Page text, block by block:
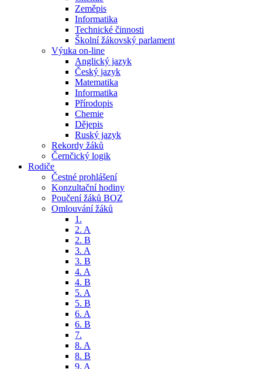
Zeměpis
Informatika
Technické činnosti
Školní žákovský parlament
Výuka on-line
Anglický jazyk
Český jazyk
Matematika
Informatika
Přírodopis
Chemie
Dějepis
Ruský jazyk
Rekordy žáků
Černčický logik
Rodiče
Čestné prohlášení
Konzultační hodiny
Poučení žáků BOZ
Omlouvání žáků
1.
2. A
2. B
3. A
3. B
4. A
4. B
5. A
5. B
6. A
6. B
7.
8. A
8. B
9. A